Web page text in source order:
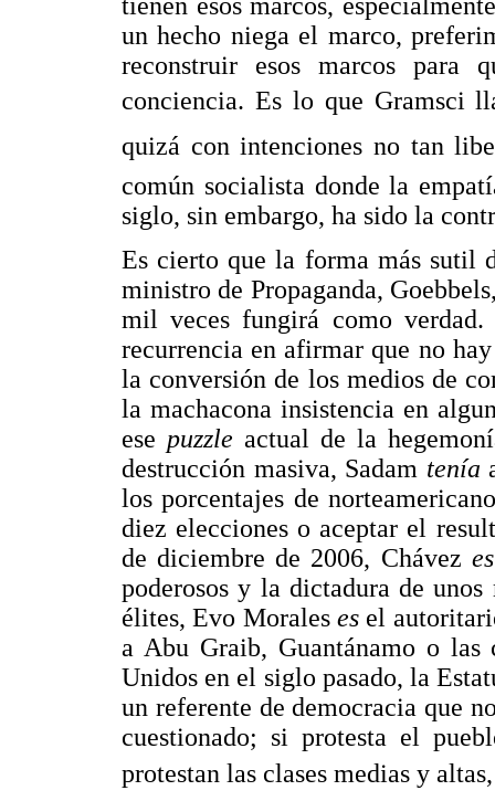
un hecho niega el marco,
reconstruir esos marcos para
conciencia. Es lo que Gramsci
quizá con intenciones no tan
común socialista donde la
siglo, sin embargo, ha sido la
Es cierto que la forma más sutil
ministro de Propaganda,
mil veces fungirá como
recurrencia en afirmar que no
la conversión de los medios de
la machacona insistencia en
ese puzzle actual de la
destrucción masiva, Sadam tenía
los porcentajes de
diez elecciones o aceptar el
de diciembre de 2006, Chávez es
poderosos y la dictadura de
élites, Evo Moraleses el
a Abu Graib, Guantánamo o las
Unidos en el siglo pasado, la
un referente de democracia que
cuestionado; si protesta el
protestan las clases medias y